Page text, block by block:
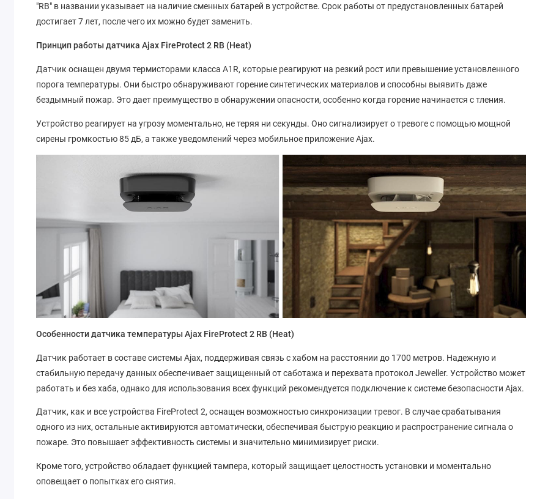
"RB" в названии указывает на наличие сменных батарей в устройстве. Срок работы от предустановленных батарей
достигает 7 лет, после чего их можно будет заменить.
Принцип работы датчика Ajax FireProtect 2 RB (Heat)
Датчик оснащен двумя термисторами класса A1R, которые реагируют на резкий рост или превышение установленного
порога температуры. Они быстро обнаруживают горение синтетических материалов и способны выявить даже
бездымный пожар. Это дает преимущество в обнаружении опасности, особенно когда горение начинается с тления.
Устройство реагирует на угрозу моментально, не теряя ни секунды. Оно сигнализирует о тревоге с помощью мощной
сирены громкостью 85 дБ, а также уведомлений через мобильное приложение Ajax.
Особенности датчика температуры Ajax FireProtect 2 RB (Heat)
Датчик работает в составе системы Ajax, поддерживая связь с хабом на расстоянии до 1700 метров. Надежную и
стабильную передачу данных обеспечивает защищенный от саботажа и перехвата протокол Jeweller. Устройство может
работать и без хаба, однако для использования всех функций рекомендуется подключение к системе безопасности Ajax.
Датчик, как и все устройства FireProtect 2, оснащен возможностью синхронизации тревог. В случае срабатывания
одного из них, остальные активируются автоматически, обеспечивая быструю реакцию и распространение сигнала о
пожаре. Это повышает эффективность системы и значительно минимизирует риски.
Кроме того, устройство обладает функцией тампера, который защищает целостность установки и моментально
оповещает о попытках его снятия.